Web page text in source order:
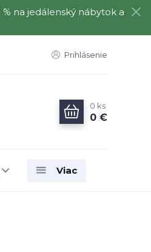
na jedálenský nábytok a
Prihlásenie
0 ks
0 €
Viac